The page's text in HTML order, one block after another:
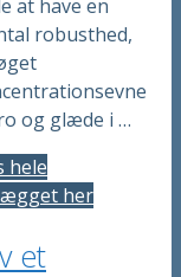
at have en
robusthed,
og glæde i …
hele
her
et